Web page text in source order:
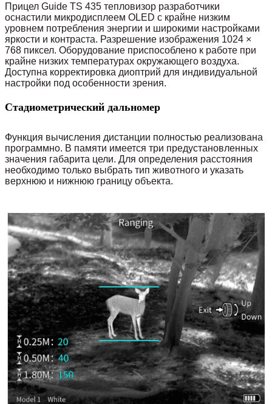
Прицел Guide TS 435 тепловизор разработчики
оснастили микродисплеем OLED с крайне низким
уровнем потребления энергии и широкими настройками
яркости и контраста. Разрешение изображения 1024 ×
768 пиксел. Оборудование приспособлено к работе при
крайне низких температурах окружающего воздуха.
Доступна корректировка диоптрий для индивидуальной
настройки под особенности зрения.
Стадиометрический дальномер
Функция вычисления дистанции полностью реализована
программно. В памяти имеется три предустановленных
значения габарита цели. Для определения расстояния
необходимо только выбрать тип животного и указать
верхнюю и нижнюю границу объекта.